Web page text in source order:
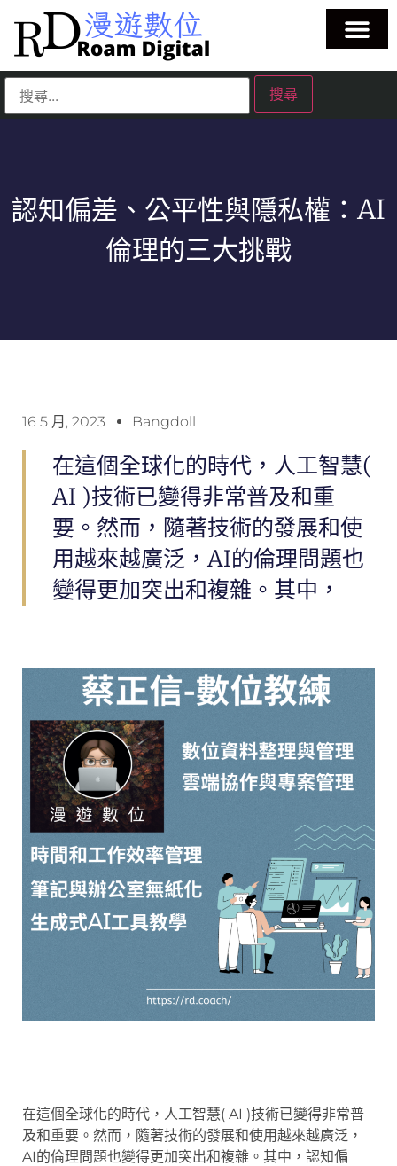
認知偏差、公平性與隱私權：AI
倫理的三大挑戰
16 5 月, 2023 Bangdoll
在這個全球化的時代，人工智慧(
AI )技術已變得非常普及和重
要。然而，隨著技術的發展和使
用越來越廣泛，AI的倫理問題也
變得更加突出和複雜。其中，
在這個全球化的時代，人工智慧( AI )技術已變得非常普
及和重要。然而，隨著技術的發展和使用越來越廣泛，
AI的倫理問題也變得更加突出和複雜。其中，認知偏